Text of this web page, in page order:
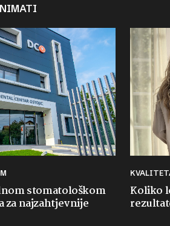
stomatološkom
za najzahtjevnije
Koliko